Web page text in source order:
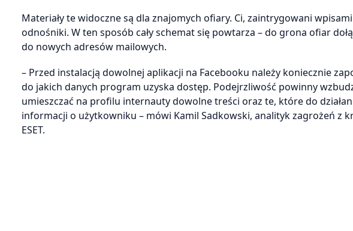
Materiały te widoczne są dla znajomych ofiary. Ci, zaintrygowani
odnośniki. W ten sposób cały schemat się powtarza – do grona ofiar
do nowych adresów mailowych.
– Przed instalacją dowolnej aplikacji na Facebooku należy koniecznie
do jakich danych program uzyska dostęp. Podejrzliwość powinny
umieszczać na profilu internauty dowolne treści oraz te, które do
informacji o użytkowniku – mówi Kamil Sadkowski, analityk zagrożeń
ESET.